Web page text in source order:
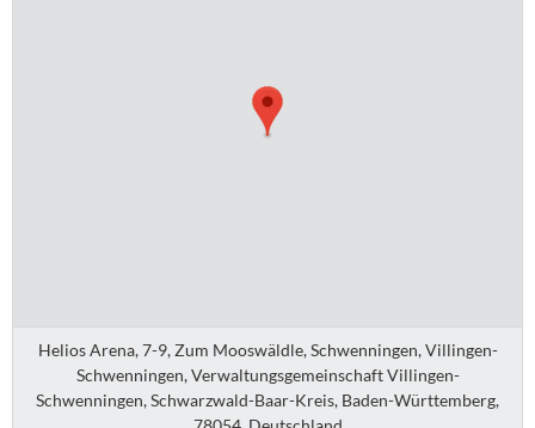
Helios Arena, 7-9, Zum Mooswäldle, Schwenningen, Villingen-
Schwenningen, Verwaltungsgemeinschaft Villingen-
Schwenningen, Schwarzwald-Baar-Kreis, Baden-Württemberg,